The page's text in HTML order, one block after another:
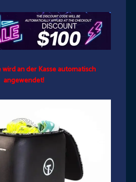
an der Kasse automatisch
angewendet!